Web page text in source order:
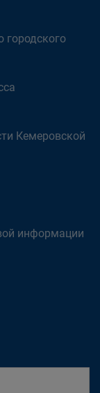
городского
Кемеровской
информации